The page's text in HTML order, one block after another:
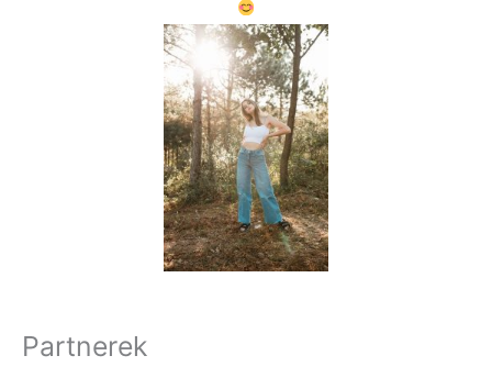
Partnerek